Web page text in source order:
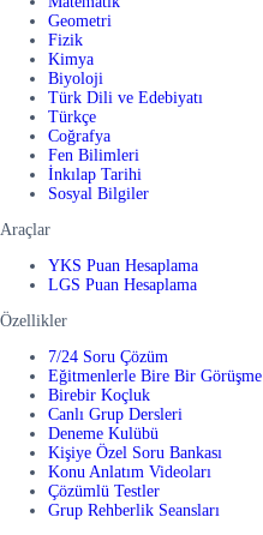
Geometri
Fizik
Kimya
Biyoloji
Türk Dili ve Edebiyatı
Türkçe
Coğrafya
Fen Bilimleri
İnkılap Tarihi
Sosyal Bilgiler
Araçlar
YKS Puan Hesaplama
LGS Puan Hesaplama
Özellikler
7/24 Soru Çözüm
Eğitmenlerle Bire Bir Görüşme
Birebir Koçluk
Canlı Grup Dersleri
Deneme Kulübü
Kişiye Özel Soru Bankası
Konu Anlatım Videoları
Çözümlü Testler
Grup Rehberlik Seansları